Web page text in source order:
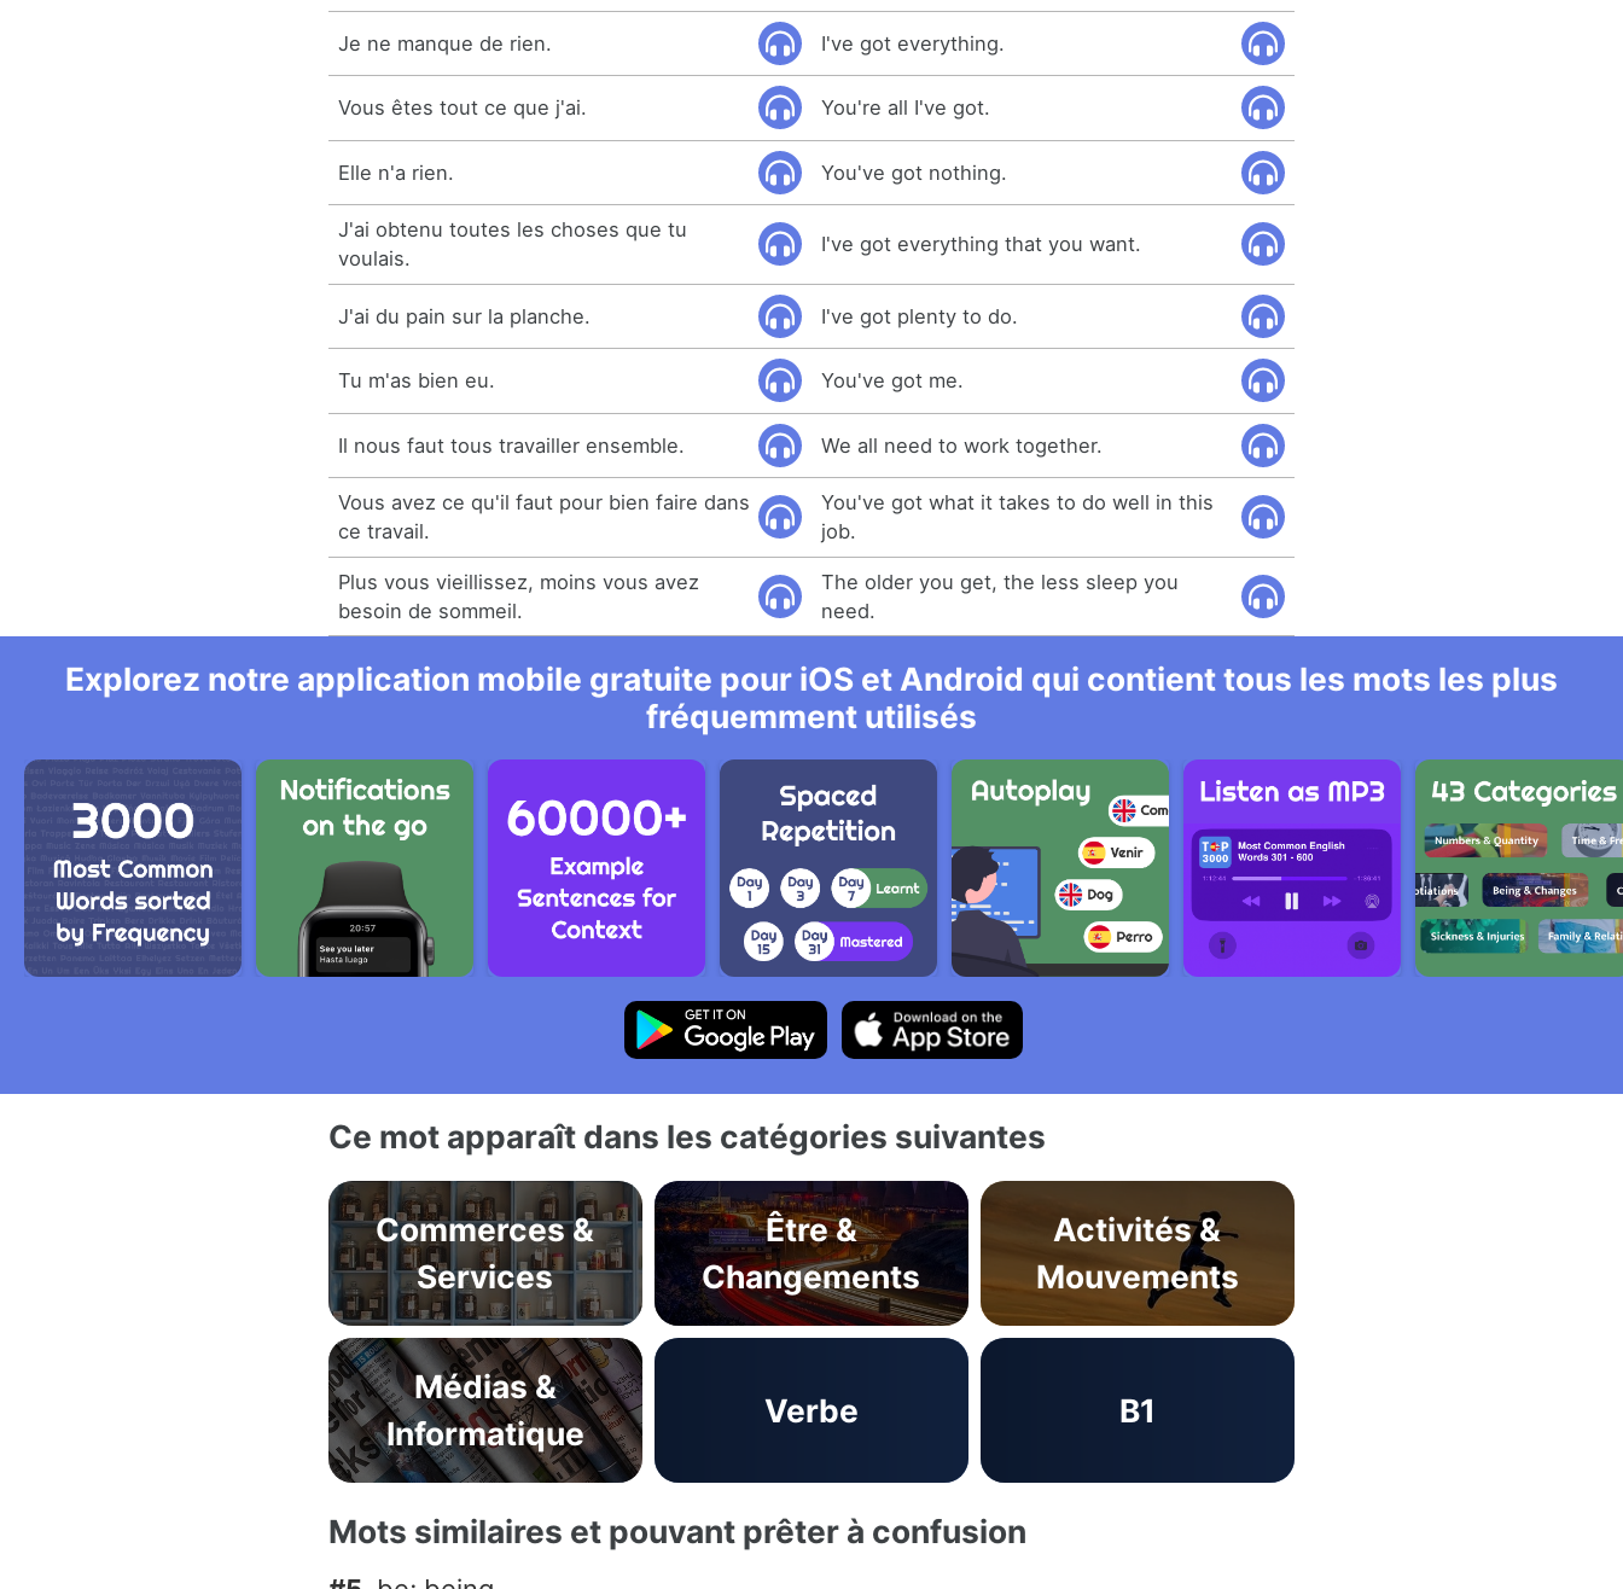
Je ne manque de rien. I've got everything.
Vous êtes tout ce que j'ai. You're all I've got.
Elle n'a rien. You've got nothing.
J'ai obtenu toutes les choses que tu
voulais.
I've got everything that you want.
J'ai du pain sur la planche. I've got plenty to do.
Tu m'as bien eu. You've got me.
Il nous faut tous travailler ensemble. We all need to work together.
Vous avez ce qu'il faut pour bien faire dans
ce travail.
You've got what it takes to do well in this
job.
Plus vous vieillissez, moins vous avez
besoin de sommeil.
The older you get, the less sleep you
need.
Explorez notre application mobile gratuite pour iOS et Android qui contient tous les mots les plus
fréquemment utilisés
Ce mot apparaît dans les catégories suivantes
Commerces &
Services
Être &
Changements
Activités &
Mouvements
Médias &
Informatique
Verbe B1
Mots similaires et pouvant prêter à confusion